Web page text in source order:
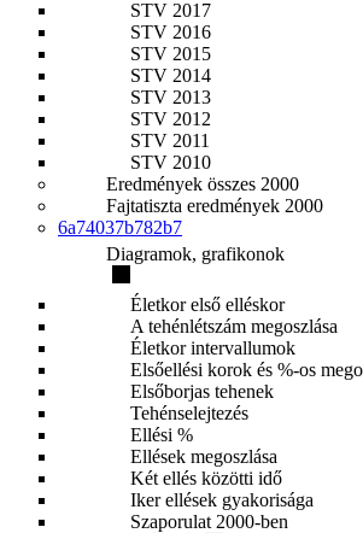
STV 2017
STV 2016
STV 2015
STV 2014
STV 2013
STV 2012
STV 2011
STV 2010
Eredmények összes 2000
Fajtatiszta eredmények 2000
6a74037b782b7
Diagramok, grafikonok
Életkor első elléskor
A tehénlétszám megoszlása
Életkor intervallumok
Elsőellési korok és %-os
Elsőborjas tehenek
Tehénselejtezés
Ellési %
Ellések megoszlása
Két ellés közötti idő
Iker ellések gyakorisága
Szaporulat 2000-ben